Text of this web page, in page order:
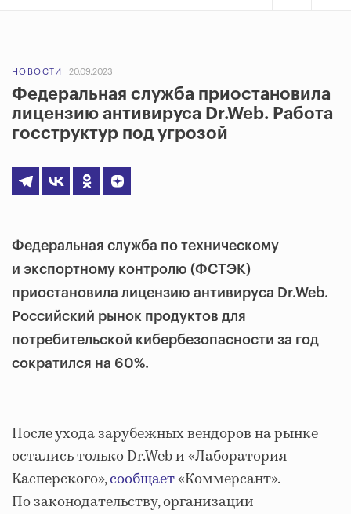
НОВОСТИ 20.09.2023
Федеральная служба приостановила
лицензию антивируса Dr.Web. Работа
госструктур под угрозой
Федеральная служба по техническому
и экспортному контролю (ФСТЭК)
приостановила лицензию антивируса Dr.Web.
Российский рынок продуктов для
потребительской кибербезопасности за год
сократился на 60%.
После ухода зарубежных вендоров на рынке
остались только Dr.Web и «Лаборатория
Касперского»,сообщает«Коммерсант».
По законодательству, организации